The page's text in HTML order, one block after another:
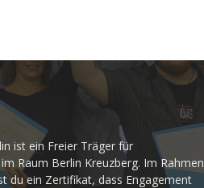
ist ein Freier Träger für
Raum Berlin Kreuzberg. Im Rahmen
du ein Zertifikat, dass Engagement